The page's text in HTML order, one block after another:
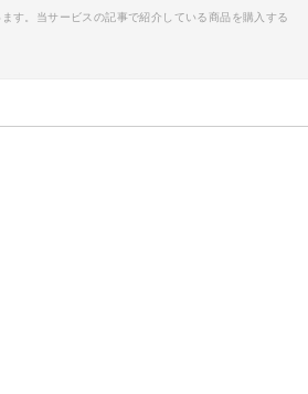
す。当サービスの記事で紹介している商品を購入する